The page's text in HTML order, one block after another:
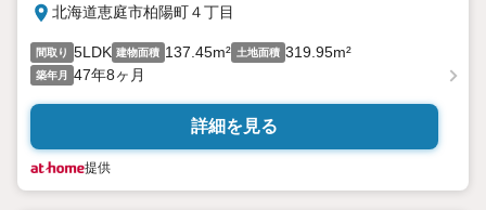
北海道恵庭市柏陽町４丁目
間取り 5LDK 建物面積 137.45m² 土地面積 319.95m²
築年月 47年8ヶ月
詳細を見る
提供